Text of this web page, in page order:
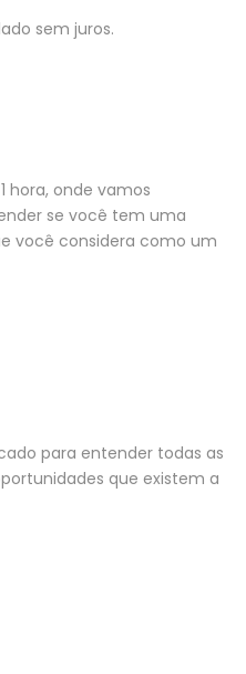
sem juros.
hora, onde vamos
se você tem uma
você considera como um
para entender todas as
que existem a